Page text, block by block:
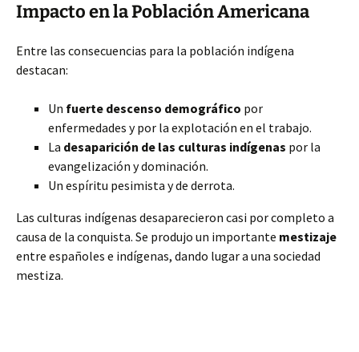
Impacto en la Población Americana
Entre las consecuencias para la población indígena
destacan:
Un fuerte descenso demográfico por
enfermedades y por la explotación en el trabajo.
La desaparición de las culturas indígenas por la
evangelización y dominación.
Un espíritu pesimista y de derrota.
Las culturas indígenas desaparecieron casi por completo a
causa de la conquista. Se produjo un importante mestizaje
entre españoles e indígenas, dando lugar a una sociedad
mestiza.